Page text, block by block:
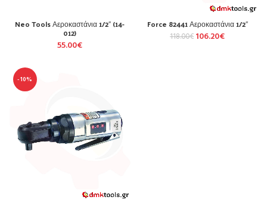
Neo Tools Αεροκαστάνια 1/2″ (14-
012)
55.00€
Force 82441 Αεροκαστάνια 1/2″
118.00€ 106.20€
-10%